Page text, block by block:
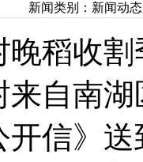
新闻类别：新闻动态
晚稻收
自南
开信》